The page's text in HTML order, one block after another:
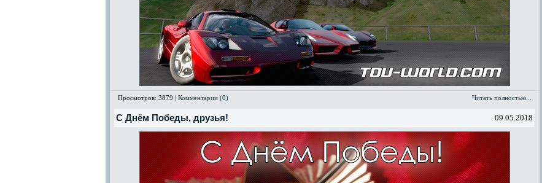
Просмотров: 3879 | Комментарии (0) Читать полностью...
С Днём Победы, друзья! 09.05.2018